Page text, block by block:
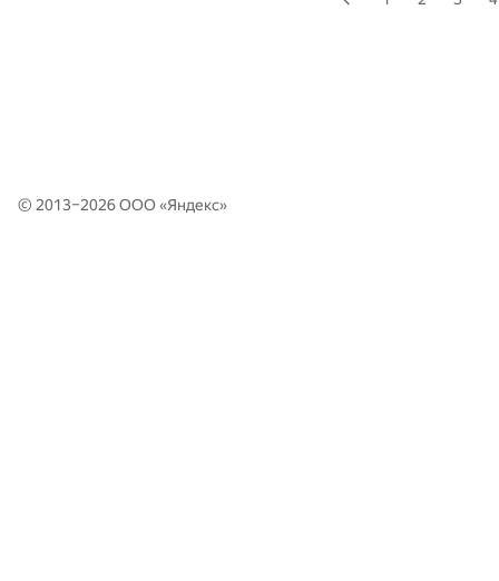
© 2013–2026 ООО «Яндекс»